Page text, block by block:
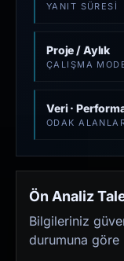
YANIT SÜRESI
Proje / Aylık
ÇALIŞMA
Veri ·
ODAK
Ön Analiz
Bilgileriniz
durumuna göre